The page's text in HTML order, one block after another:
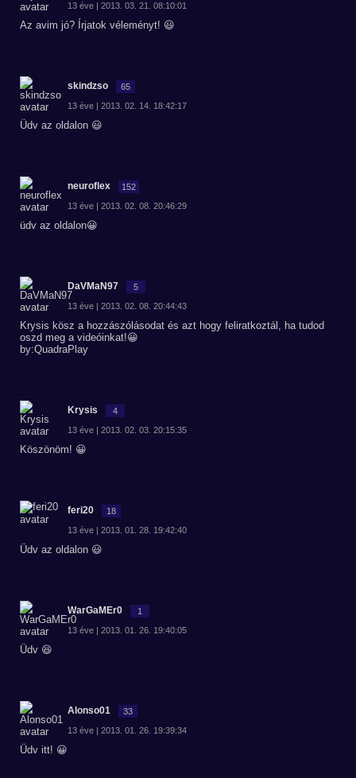
13 éve | 2013. 03. 21. 08:10:01
Az avim jó? Írjatok véleményt! 😃
skindzso 65
13 éve | 2013. 02. 14. 18:42:17
Üdv az oldalon 😃
neuroflex 152
13 éve | 2013. 02. 08. 20:46:29
üdv az oldalon😀
DaVMaN97 5
13 éve | 2013. 02. 08. 20:44:43
Krysis kösz a hozzászólásodat és azt hogy feliratkoztál, ha tudod
oszd meg a videóinkat!😀
by:QuadraPlay
Krysis 4
13 éve | 2013. 02. 03. 20:15:35
Köszönöm! 😀
feri20 18
13 éve | 2013. 01. 28. 19:42:40
Üdv az oldalon 😃
WarGaMEr0 1
13 éve | 2013. 01. 26. 19:40:05
Üdv 😆
Alonso01 33
13 éve | 2013. 01. 26. 19:39:34
Üdv itt! 😀